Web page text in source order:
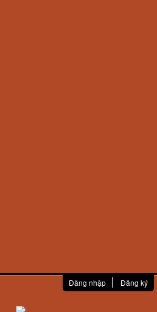
Đăng nhập Đăng ký